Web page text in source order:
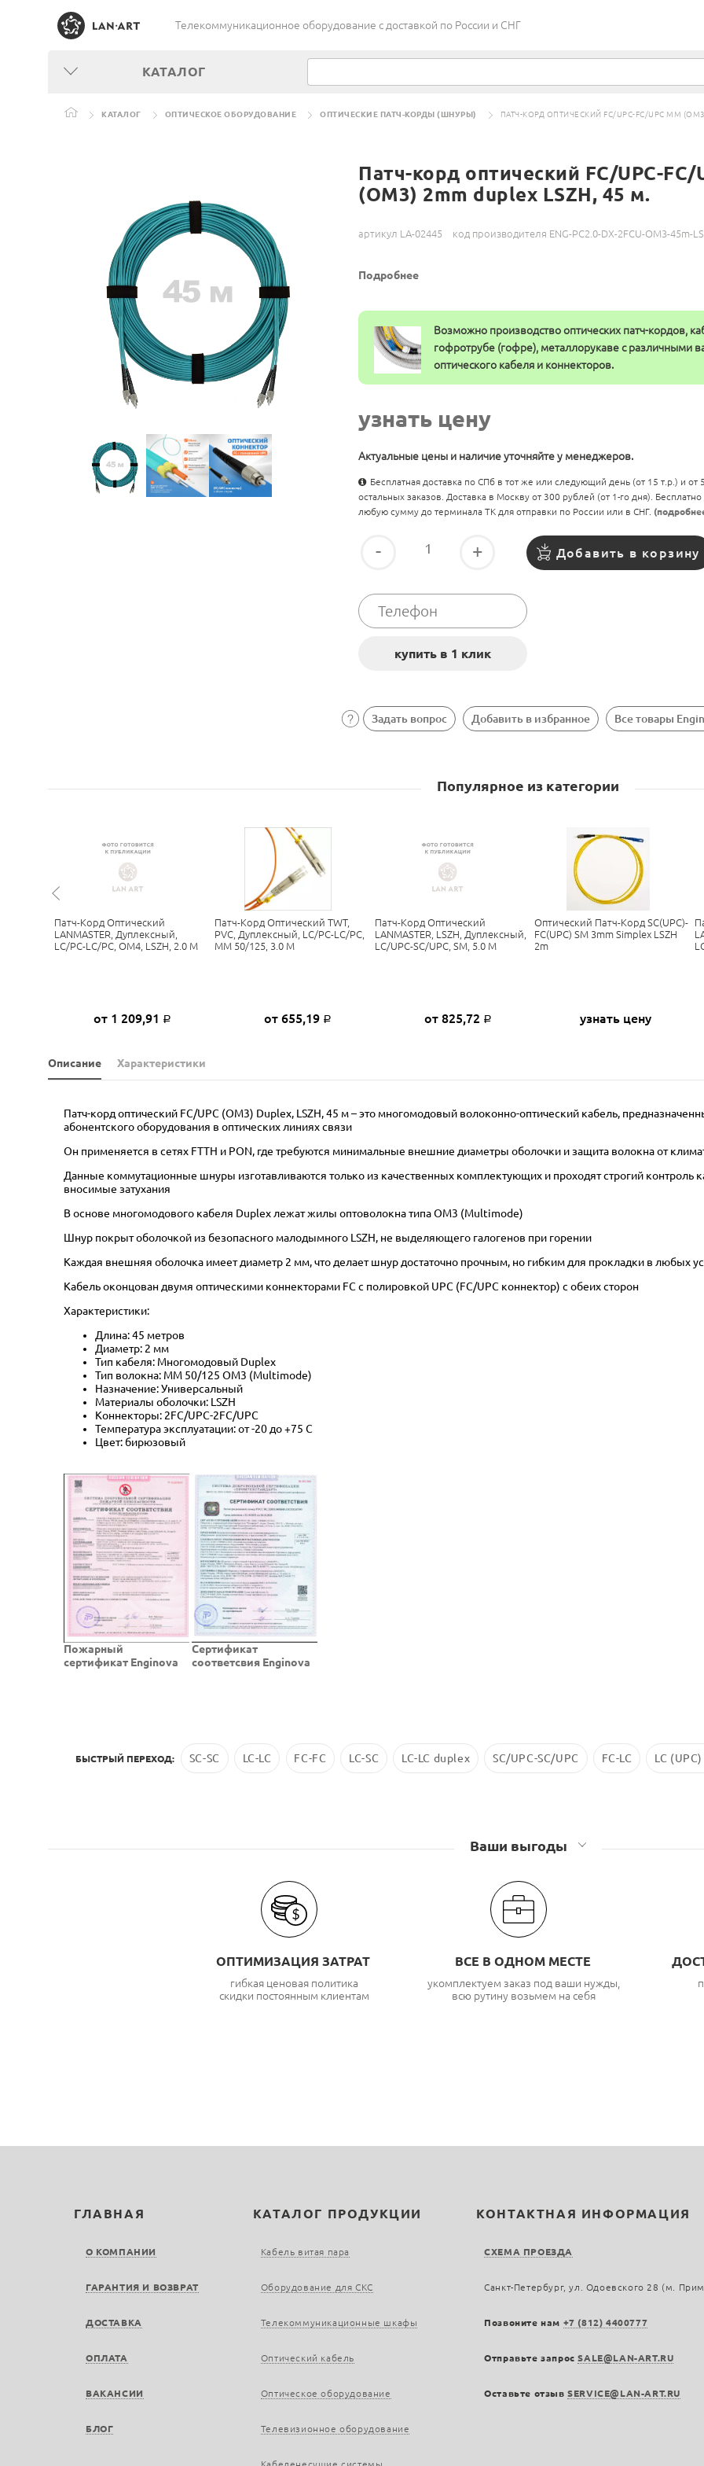
Телекоммуникационное оборудование c доставкой по России и СНГ
КАТАЛОГ
КАТАЛОГ ОПТИЧЕСКОЕ ОБОРУДОВАНИЕ ОПТИЧЕСКИЕ ПАТЧ-КОРДЫ (ШНУРЫ) ПАТЧ-КОРД ОПТИЧЕСКИЙ FC/UPC-FC/UPC MM
Патч-корд оптический FC/UPC-FC/
(OM3) 2mm duplex LSZH, 45 м.
артикул LA-02445 код производителя ENG-PC2.0-DX-2FCU-OM3-45m-
Подробнее
Возможно производство оптических патч-кордов,
гофротрубе (гофре), металлорукаве с различными
оптического кабеля и коннекторов.
узнать цену
Актуальные цены и наличие уточняйте у менеджеров.
Бесплатная доставка по СПб в тот же или следующий день (от 15 т.р.) и от
остальных заказов. Доставка в Москву от 300 рублей (от 1-го дня).
любую сумму до терминала ТК для отправки по России или в СНГ.
- + Добавить в корзину
Задать вопрос Добавить в избранное Все товары
Популярное из категории
Патч-Корд Оптический
LANMASTER, Дуплексный,
LC/PC-LC/PC, OM4, LSZH, 2.0 М
от 1 209,91 Р
Патч-Корд Оптический TWT,
PVC, Дуплексный, LC/PC-LC/PC,
MM 50/125, 3.0 М
от 655,19 Р
Патч-Корд Оптический
LANMASTER, LSZH, Дуплексный,
LC/UPC-SC/UPC, SM, 5.0 М
от 825,72 Р
Оптический Патч-Корд SC(UPC)-
FC(UPC) SM 3mm Simplex LSZH
2m
узнать цену
Описание Характеристики
Патч-корд оптический FC/UPC (OM3) Duplex, LSZH, 45 м – это многомодовый волоконно-оптический кабель,
абонентского оборудования в оптических линиях связи
Он применяется в сетях FTTH и PON, где требуются минимальные внешние диаметры оболочки и защита волокна от
Данные коммутационные шнуры изготавливаются только из качественных комплектующих и проходят строгий контроль
вносимые затухания
В основе многомодового кабеля Duplex лежат жилы оптоволокна типа OM3 (Multimode)
Шнур покрыт оболочкой из безопасного малодымного LSZH, не выделяющего галогенов при горении
Каждая внешняя оболочка имеет диаметр 2 мм, что делает шнур достаточно прочным, но гибким для прокладки в любых
Кабель оконцован двумя оптическими коннекторами FC с полировкой UPC (FC/UPC коннектор) с обеих сторон
Характеристики:
Длина: 45 метров
Диаметр: 2 мм
Тип кабеля: Многомодовый Duplex
Тип волокна: MM 50/125 OM3 (Multimode)
Назначение: Универсальный
Материалы оболочки: LSZH
Коннекторы: 2FC/UPC-2FC/UPC
Температура эксплуатации: от -20 до +75 C
Цвет: бирюзовый
Пожарный
сертификат Enginova
Cертификат
соответсвия Enginova
БЫСТРЫЙ ПЕРЕХОД: SC-SC LC-LC FC-FC LC-SC LC-LC duplex SC/UPC-SC/UPC FC-LC LC
Ваши выгоды
ОПТИМИЗАЦИЯ ЗАТРАТ
гибкая ценовая политика
скидки постоянным клиентам
ВСЕ В ОДНОМ МЕСТЕ
укомплектуем заказ под ваши нужды,
всю рутину возьмем на себя
ГЛАВНАЯ
О КОМПАНИИ
ГАРАНТИЯ И ВОЗВРАТ
ДОСТАВКА
ОПЛАТА
ВАКАНСИИ
БЛОГ
КАТАЛОГ ПРОДУКЦИИ
Кабель витая пара
Оборудование для СКС
Телекоммуникационные шкафы
Оптический кабель
Оптическое оборудование
Телевизионное оборудование
КОНТАКТНАЯ ИНФОРМАЦИЯ
СХЕМА ПРОЕЗДА
Санкт-Петербург, ул. Одоевского 28 (м.
Позвоните нам +7 (812) 4400777
Отправьте запросSALE@LAN-ART.RU
Оставьте отзывSERVICE@LAN-ART.RU